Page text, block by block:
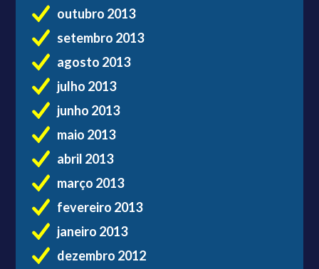
outubro 2013
setembro 2013
agosto 2013
julho 2013
junho 2013
maio 2013
abril 2013
março 2013
fevereiro 2013
janeiro 2013
dezembro 2012